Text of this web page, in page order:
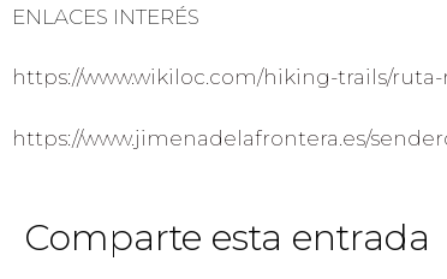
ENLACES INTERÉS
https://www.wikiloc.com/hiking-trails/
https://www.jimenadelafrontera.es/
Comparte esta entrada